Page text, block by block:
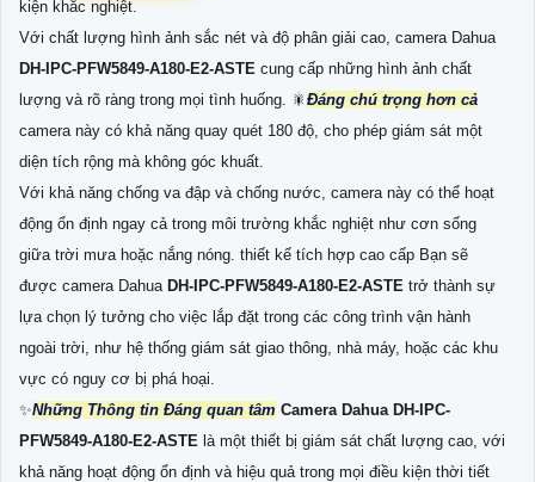
kiện khắc nghiệt.
Với chất lượng hình ảnh sắc nét và độ phân giải cao, camera Dahua
DH-IPC-PFW5849-A180-E2-ASTE cung cấp những hình ảnh chất
lượng và rõ ràng trong mọi tình huống. 🎇 Đáng chú trọng hơn cả
camera này có khả năng quay quét 180 độ, cho phép giám sát một
diện tích rộng mà không góc khuất.
Với khả năng chống va đập và chống nước, camera này có thể hoạt
động ổn định ngay cả trong môi trường khắc nghiệt như cơn sống
giữa trời mưa hoặc nắng nóng. thiết kế tích hợp cao cấp Bạn sẽ
được camera Dahua DH-IPC-PFW5849-A180-E2-ASTE trở thành sự
lựa chọn lý tưởng cho việc lắp đặt trong các công trình vận hành
ngoài trời, như hệ thống giám sát giao thông, nhà máy, hoặc các khu
vực có nguy cơ bị phá hoại.
✨Những Thông tin Đáng quan tâm Camera Dahua DH-IPC-
PFW5849-A180-E2-ASTE là một thiết bị giám sát chất lượng cao, với
khả năng hoạt động ổn định và hiệu quả trong mọi điều kiện thời tiết